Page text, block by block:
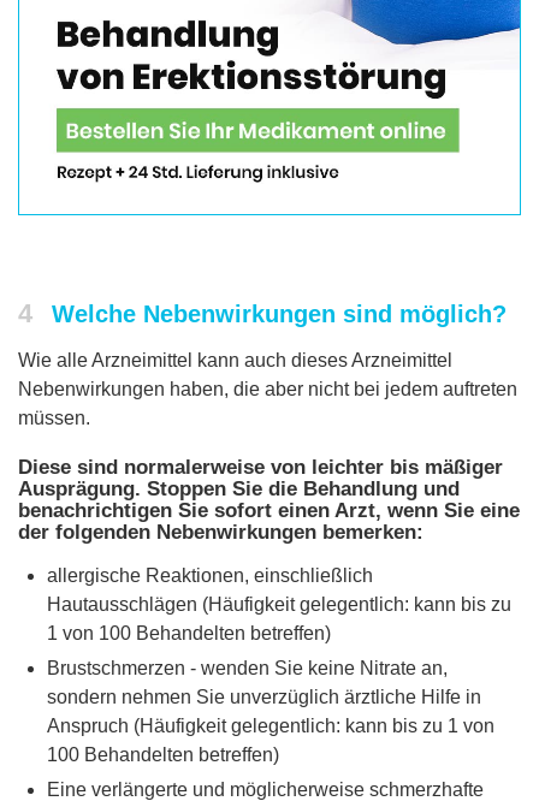
4 Welche Nebenwirkungen sind möglich?
Wie alle Arzneimittel kann auch dieses Arzneimittel
Nebenwirkungen haben, die aber nicht bei jedem auftreten
müssen.
Diese sind normalerweise von leichter bis mäßiger
Ausprägung. Stoppen Sie die Behandlung und
benachrichtigen Sie sofort einen Arzt, wenn Sie eine
der folgenden Nebenwirkungen bemerken:
allergische Reaktionen, einschließlich
Hautausschlägen (Häufigkeit gelegentlich: kann bis zu
1 von 100 Behandelten betreffen)
Brustschmerzen - wenden Sie keine Nitrate an,
sondern nehmen Sie unverzüglich ärztliche Hilfe in
Anspruch (Häufigkeit gelegentlich: kann bis zu 1 von
100 Behandelten betreffen)
Eine verlängerte und möglicherweise schmerzhafte